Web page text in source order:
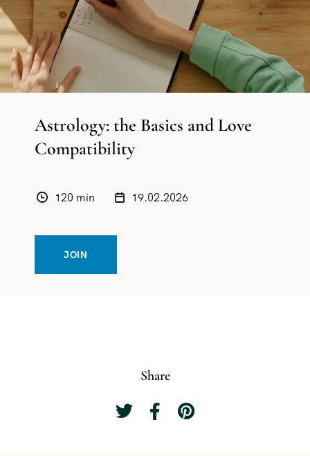
Astrology: the Basics and Love
Compatibility
120 min 19.02.2026
JOIN
Share